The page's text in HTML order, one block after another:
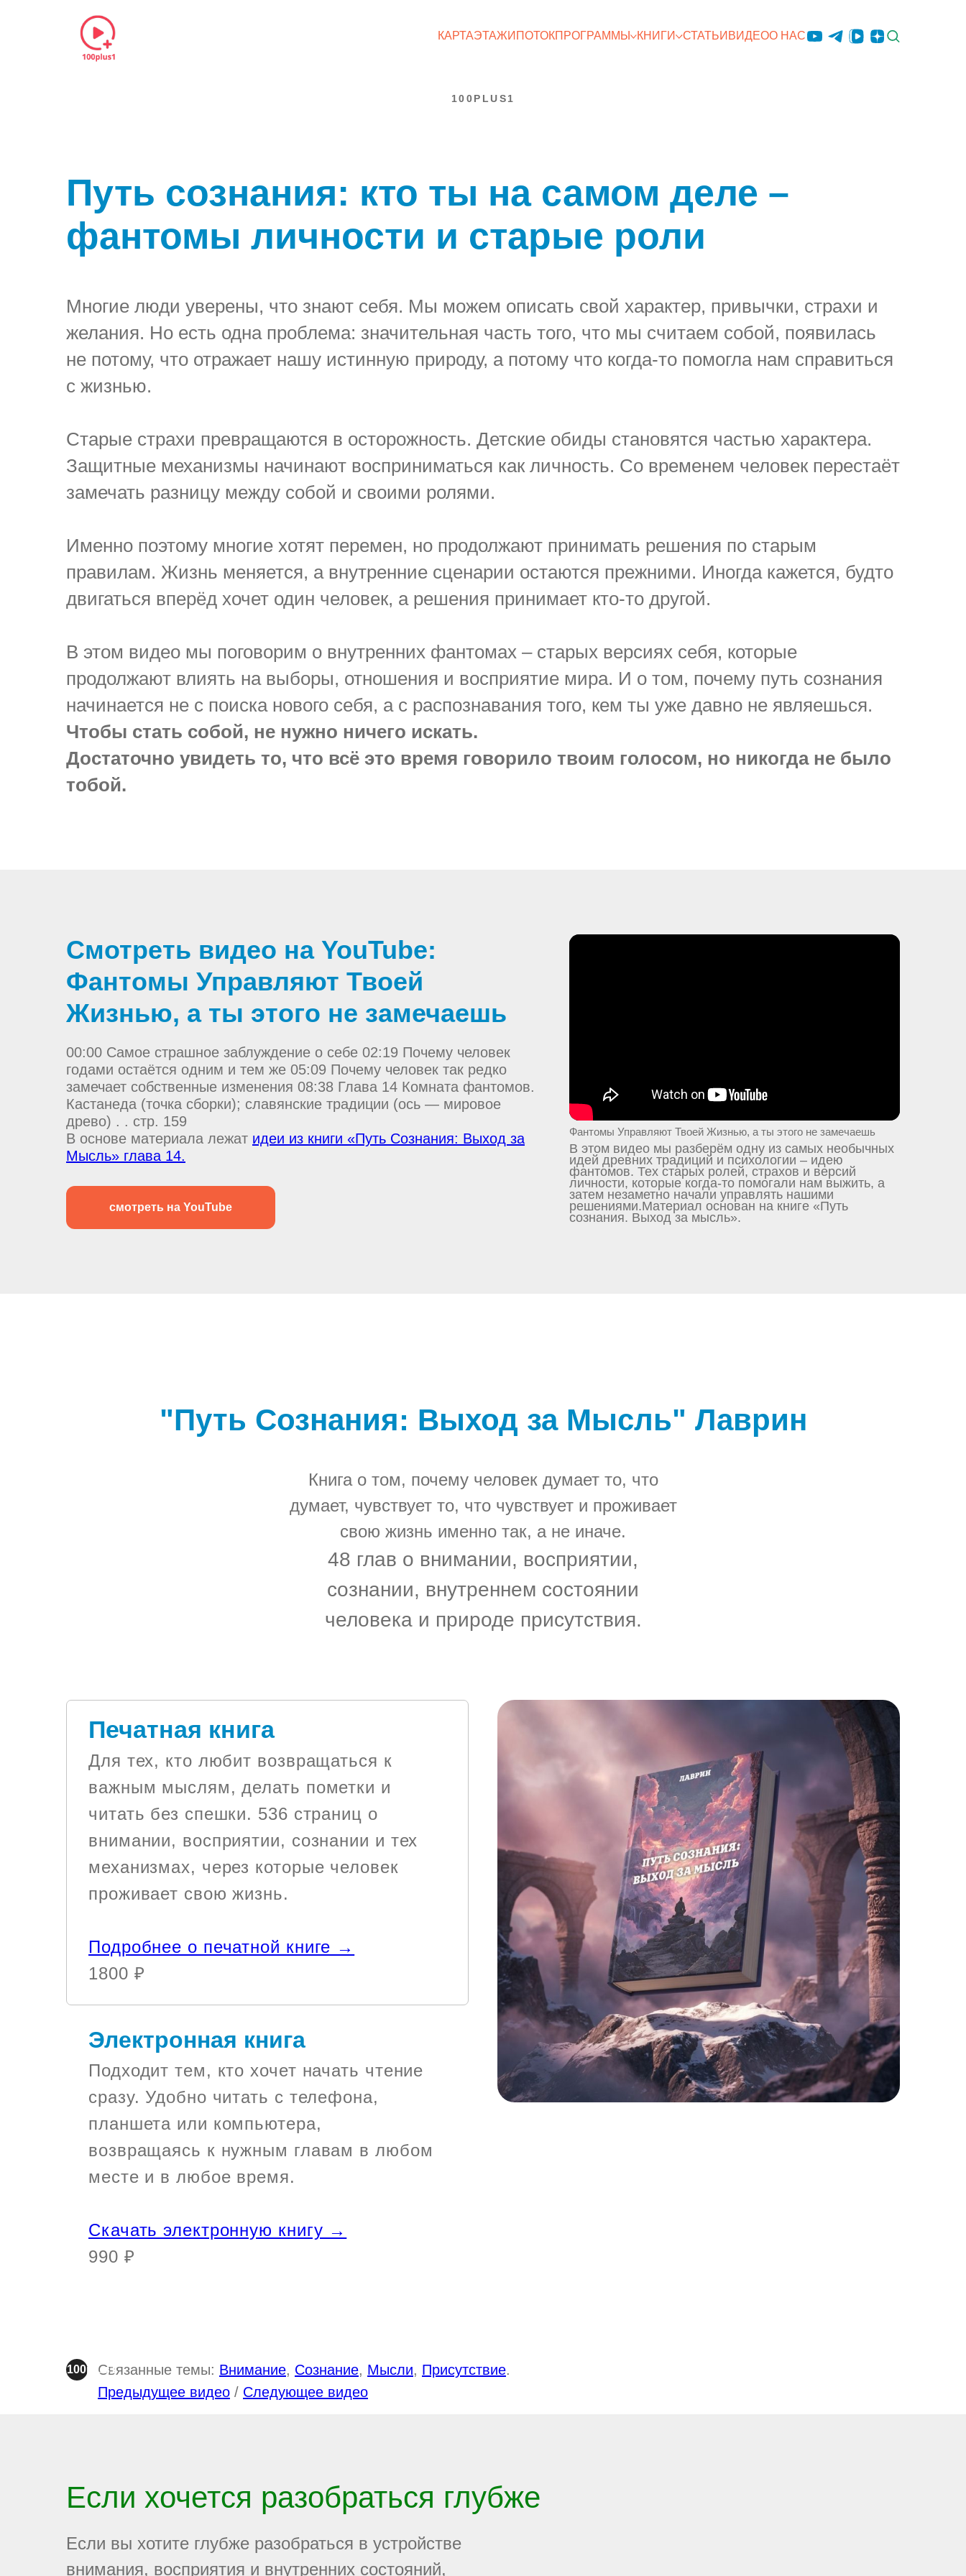
КАРТАЭТАЖИ ПОТОКПРОГРАММЫ КНИГИ СТАТЬИ ВИДЕОО НАС
100PLUS1
Путь сознания: кто ты на самом деле –
фантомы личности и старые роли
Многие люди уверены, что знают себя. Мы можем описать свой характер, привычки, страхи и
желания. Но есть одна проблема: значительная часть того, что мы считаем собой, появилась
не потому, что отражает нашу истинную природу, а потому что когда-то помогла нам справиться
с жизнью.
Старые страхи превращаются в осторожность. Детские обиды становятся частью характера.
Защитные механизмы начинают восприниматься как личность. Со временем человек перестаёт
замечать разницу между собой и своими ролями.
Именно поэтому многие хотят перемен, но продолжают принимать решения по старым
правилам. Жизнь меняется, а внутренние сценарии остаются прежними. Иногда кажется, будто
двигаться вперёд хочет один человек, а решения принимает кто-то другой.
В этом видео мы поговорим о внутренних фантомах – старых версиях себя, которые
продолжают влиять на выборы, отношения и восприятие мира. И о том, почему путь сознания
начинается не с поиска нового себя, а с распознавания того, кем ты уже давно не являешься.
Чтобы стать собой, не нужно ничего искать.
Достаточно увидеть то, что всё это время говорило твоим голосом, но никогда не было
тобой.
Смотреть видео на YouTube:
Фантомы Управляют Твоей
Жизнью, а ты этого не замечаешь
00:00 Самое страшное заблуждение о себе 02:19 Почему человек
годами остаётся одним и тем же 05:09 Почему человек так редко
замечает собственные изменения 08:38 Глава 14 Комната фантомов.
Кастанеда (точка сборки); славянские традиции (ось — мировое
древо) . . стр. 159
В основе материала лежат идеи из книги «Путь Сознания: Выход за
Мысль» глава 14.
смотреть на YouTube
Фантомы Управляют Твоей Жизнью, а ты этого не замечаешь
В этом видео мы разберём одну из самых необычных
идей древних традиций и психологии – идею
фантомов. Тех старых ролей, страхов и версий
личности, которые когда-то помогали нам выжить, а
затем незаметно начали управлять нашими
решениями.Материал основан на книге «Путь
сознания. Выход за мысль».
"Путь Сознания: Выход за Мысль" Лаврин
Книга о том, почему человек думает то, что
думает, чувствует то, что чувствует и проживает
свою жизнь именно так, а не иначе.
48 глав о внимании, восприятии,
сознании, внутреннем состоянии
человека и природе присутствия.
Печатная книга
Для тех, кто любит возвращаться к
важным мыслям, делать пометки и
читать без спешки. 536 страниц о
внимании, восприятии, сознании и тех
механизмах, через которые человек
проживает свою жизнь.
Подробнее о печатной книге →
1800 ₽
Электронная книга
Подходит тем, кто хочет начать чтение
сразу. Удобно читать с телефона,
планшета или компьютера,
возвращаясь к нужным главам в любом
месте и в любое время.
Скачать электронную книгу →
990 ₽
100plus1Связанные темы: Внимание, Сознание, Мысли, Присутствие.
Предыдущее видео / Следующее видео
Если хочется разобраться глубже
Если вы хотите глубже разобраться в устройстве
внимания, восприятия и внутренних состояний,